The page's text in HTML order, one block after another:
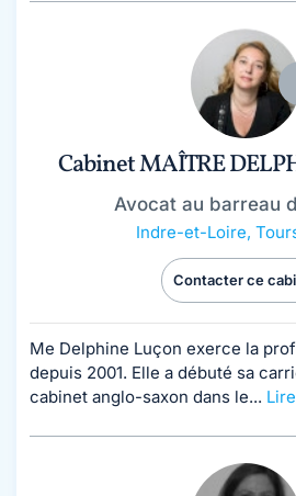
Cabinet MAÎTRE
Avocat au barreau
Indre-et-Loire,
Contacter ce
Me Delphine Luçon exerce la
depuis 2001. Elle a débuté sa
cabinet anglo-saxon dans le...